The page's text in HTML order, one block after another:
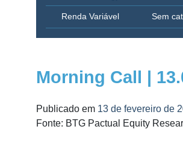
Renda Variável Sem
Morning Call |
Publicado em 13 de fevereiro de
Fonte: BTG Pactual Equity